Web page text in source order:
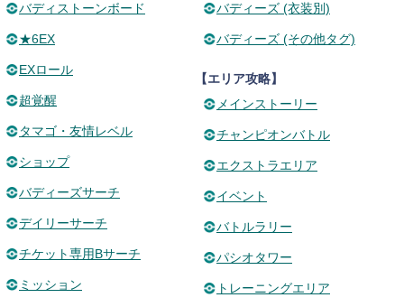
バディストーンボード
★6EX
EXロール
超覚醒
タマゴ・友情レベル
ショップ
バディーズサーチ
デイリーサーチ
チケット専用Bサーチ
ミッション
バディーズ (衣装別)
バディーズ (その他タグ)
【エリア攻略】
メインストーリー
チャンピオンバトル
エクストラエリア
イベント
バトルラリー
パシオタワー
トレーニングエリア